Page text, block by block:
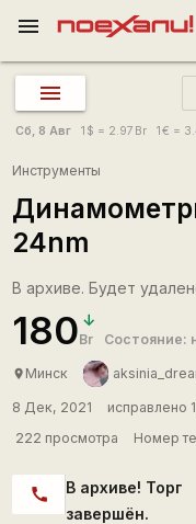
menu
Сб, 8 Авг 1 $ = 2.97 Br 1€ =
Инструменты
24nm
В архиве. Будет
180Br Состояние:
place Минск
8 Дек, 2021 исправлено
222 просмотра
Номер
call
В архиве! Торг
завершён.